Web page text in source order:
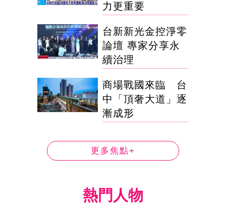
力更重要
台新新光金控淨零
論壇 專家分享永
續治理
商場戰國來臨 台
中「頂奢大道」逐
漸成形
更多焦點+
熱門人物